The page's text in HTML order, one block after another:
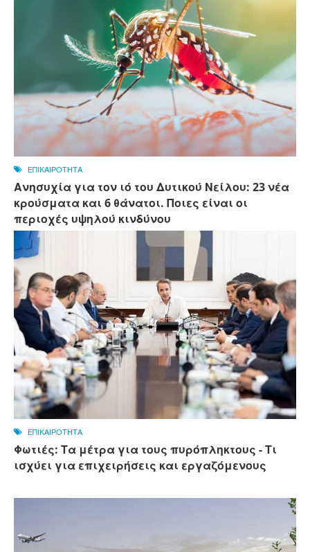
ΕΠΙΚΑΙΡΟΤΗΤΑ
Ανησυχία για τον ιό του Δυτικού Νείλου: 23 νέα
κρούσματα και 6 θάνατοι. Ποιες είναι οι
περιοχές υψηλού κινδύνου
ΕΠΙΚΑΙΡΟΤΗΤΑ
Φωτιές: Τα μέτρα για τους πυρόπληκτους - Τι
ισχύει για επιχειρήσεις και εργαζόμενους